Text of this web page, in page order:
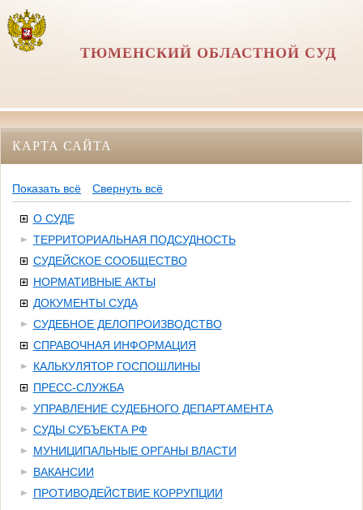
ТЮМЕНСКИЙ ОБЛАСТНОЙ СУД
КАРТА САЙТА
Показать всё Свернуть всё
О СУДЕ
ТЕРРИТОРИАЛЬНАЯ ПОДСУДНОСТЬ
СУДЕЙСКОЕ СООБЩЕСТВО
НОРМАТИВНЫЕ АКТЫ
ДОКУМЕНТЫ СУДА
СУДЕБНОЕ ДЕЛОПРОИЗВОДСТВО
СПРАВОЧНАЯ ИНФОРМАЦИЯ
КАЛЬКУЛЯТОР ГОСПОШЛИНЫ
ПРЕСС-СЛУЖБА
УПРАВЛЕНИЕ СУДЕБНОГО ДЕПАРТАМЕНТА
СУДЫ СУБЪЕКТА РФ
МУНИЦИПАЛЬНЫЕ ОРГАНЫ ВЛАСТИ
ВАКАНСИИ
ПРОТИВОДЕЙСТВИЕ КОРРУПЦИИ